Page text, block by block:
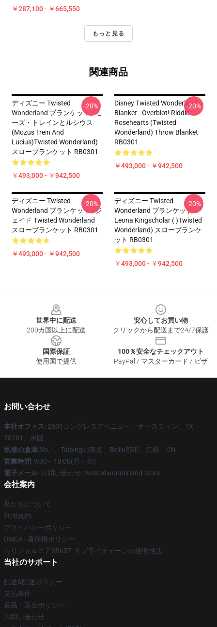
￥287,100 - ￥665,550
もっと見る
関連商品
ディズニー Twisted
Wonderland ブランケット - モ
ーズ・トレインとルシウス
(Mozus Trein And
Lucius)Twisted Wonderland)
スローブランケット RB0301
￥493,000 - ￥942,500
-20%
Disney Twisted Wonderland
Blanket - Overblot! Riddle
Rosehearts (Twisted
Wonderland) Throw Blanket
RB0301
￥493,000 - ￥942,500
-20%
ディズニー Twisted
Wonderland ブランケット - ジ
ェイド Twisted Wonderland
スローブランケット RB0301
￥493,000 - ￥942,500
-20%
ディズニー Twisted
Wonderland ブランケット -
Leona Kingscholar ( )Twisted
Wonderland) スローブランケ
ット RB0301
￥493,000 - ￥942,500
-20%
世界中に配送
200カ国以上に配送
安心してお買い物
クリックから配送まで24/7保護
国際保証
使用国で提供
100％安全なチェックアウト
PayPal / マスターカード / ビザ
お問い合わせ
本社オフィス: 2501コングレスアベニュー、オースティン、TX
78701、米国
私達の倉庫:No.1、Taipingの南道、Beiliu都市、江蘇、CN
営業時間: 9:00～18:00(月～金)
電子メール: お問い合わせ: twistedwonderland.store
会社案内
私たちについて
利用規約
プライバシーポリシー
DMCA - 著作権ポリシー
カリフォルニアSB657: サプライチェーンの透明性法
当社のサポート
配送&配送ポリシー
支払条件
返品・返金ポリシー
お問い合わせ